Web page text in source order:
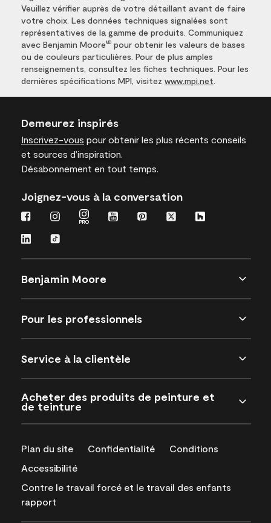
Veuillez vérifier auprès de votre détaillant avant de faire
votre choix. Les données techniques signalées sont
représentatives de la gamme de produits. Communiquez
avec Benjamin Moore MD pour obtenir les valeurs de bases
ou de couleurs particulières. Pour de plus amples
renseignements, consultez les fiches techniques. Pour les
dernières spécifications MPI, visitez www.mpi.net
Demeurez inspirés
Inscrivez-vous pour obtenir les plus récents conseils
et sources d’inspiration.
Désabonnement en tout temps.
Joignez-vous à la conversation
Benjamin Moore
Pour les professionnels
Service à la clientèle
Acheter des produits de peinture et
de teinture
Plan du site Confidentialité
Conditions
Accessibilité
Contre le travail forcé et le travail des enfants
rapport